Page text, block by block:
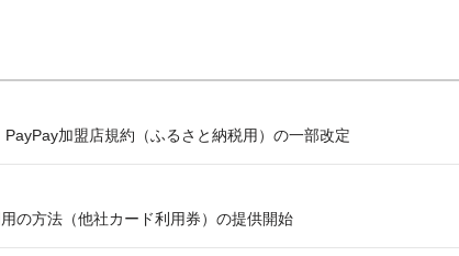
PayPay加盟店規約（ふるさと納税用）の一部改定
の方法（他社カード利用券）の提供開始